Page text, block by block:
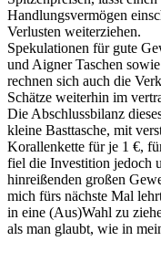
Handlungsvermögen
Verlusten weiterziehen.
Spekulationen für gute
und Aigner Taschen
rechnen sich auch die
Schätze weiterhin im
Die Abschlussbilanz
kleine Basttasche, mit
Korallenkette für je 1 €,
fiel die Investition jedoch
hinreißenden großen
mich fürs nächste Mal
in eine (Aus)Wahl zu
als man glaubt, wie in